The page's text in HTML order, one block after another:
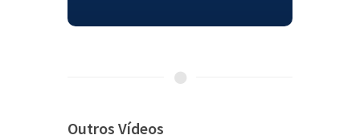
Outros Vídeos